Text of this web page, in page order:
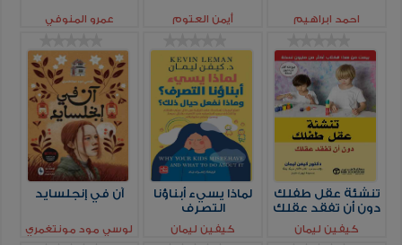
احمد ابراهيم أيمن العتوم عمرو المنوفي
تنشئة عقل طفلك
دون أن تفقد عقلك
كيفين ليمان
لماذا يسيء أبناؤنا
التصرف
كيفين ليمان
آن في إنجلسايد
لوسي مود مونتغمري